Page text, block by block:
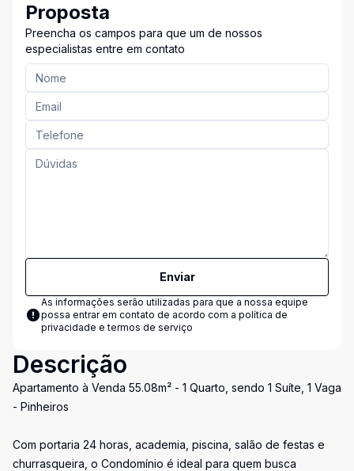
Proposta
Preencha os campos para que um de nossos
especialistas entre em contato
Enviar
As informações serão utilizadas para que a nossa equipe
possa entrar em contato de acordo com a política de
privacidade e termos de serviço
Descrição
Apartamento à Venda 55.08m² - 1 Quarto, sendo 1 Suíte, 1 Vaga
- Pinheiros
Com portaria 24 horas, academia, piscina, salão de festas e
churrasqueira, o Condomínio é ideal para quem busca